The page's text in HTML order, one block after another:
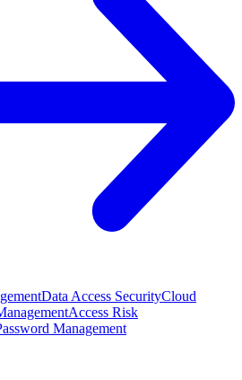
Data Access SecurityCloud
Access Risk
Management